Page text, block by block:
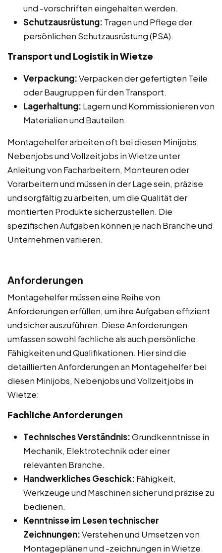
und -vorschriften eingehalten werden.
Schutzausrüstung: Tragen und Pflege der
persönlichen Schutzausrüstung (PSA).
Transport und Logistik in Wietze
Verpackung:Verpacken der gefertigten Teile
oder Baugruppen für den Transport.
Lagerhaltung: Lagern und Kommissionieren von
Materialien und Bauteilen.
Montagehelfer arbeiten oft bei diesen Minijobs,
Nebenjobs und Vollzeitjobs in Wietze unter
Anleitung von Facharbeitern, Monteuren oder
Vorarbeitern und müssen in der Lage sein, präzise
und sorgfältig zu arbeiten, um die Qualität der
montierten Produkte sicherzustellen. Die
spezifischen Aufgaben können je nach Branche und
Unternehmen variieren.
Anforderungen
Montagehelfer müssen eine Reihe von
Anforderungen erfüllen, um ihre Aufgaben effizient
und sicher auszuführen. Diese Anforderungen
umfassen sowohl fachliche als auch persönliche
Fähigkeiten und Qualifikationen. Hier sind die
detaillierten Anforderungen an Montagehelfer bei
diesen Minijobs, Nebenjobs und Vollzeitjobs in
Wietze:
Fachliche Anforderungen
Technisches Verständnis:Grundkenntnisse in
Mechanik, Elektrotechnik oder einer
relevanten Branche.
Handwerkliches Geschick: Fähigkeit,
Werkzeuge und Maschinen sicher und präzise zu
bedienen.
Kenntnisse im Lesen technischer
Zeichnungen:Verstehen und Umsetzen von
Montageplänen und -zeichnungen in Wietze.